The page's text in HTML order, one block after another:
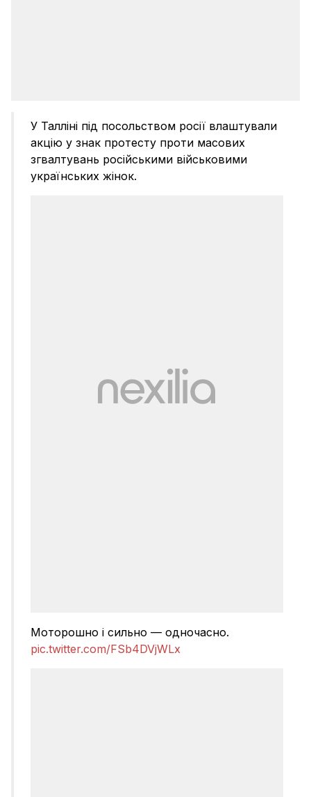
У Талліні під посольством росії влаштували
акцію у знак протесту проти масових
згвалтувань російськими військовими
українських жінок.
Моторошно і сильно — одночасно.
pic.twitter.com/FSb4DVjWLx